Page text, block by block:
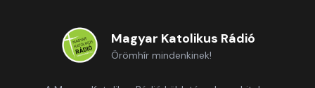
Magyar Katolikus Rádió
Örömhír mindenkinek!